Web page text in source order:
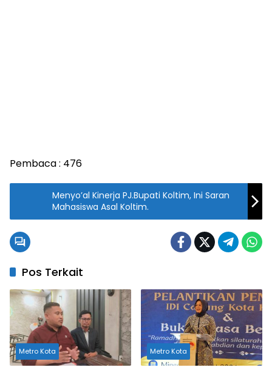
Pembaca : 476
Menyo’al Kinerja PJ.Bupati Koltim, Ini Saran
Mahasiswa Asal Koltim.
Pos Terkait
Metro Kota Metro Kota